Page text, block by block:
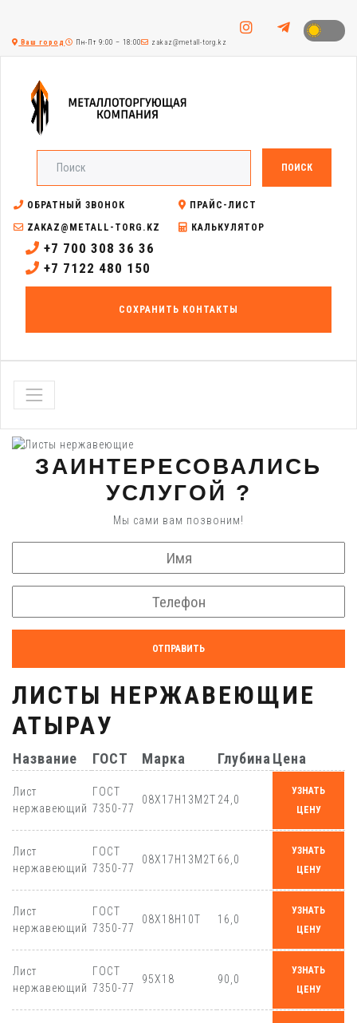
Ваш город Пн-Пт 9:00 – 18:00 zakaz@metall-torg.kz
ПОИСК
ОБРАТНЫЙ ЗВОНОК
ПРАЙС-ЛИСТ
ZAKAZ@METALL-TORG.KZ
КАЛЬКУЛЯТОР
+7 700 308 36 36
+7 7122 480 150
СОХРАНИТЬ КОНТАКТЫ
ЗАИНТЕРЕСОВАЛИСЬ
УСЛУГОЙ ?
Мы сами вам позвоним!
ОТПРАВИТЬ
ЛИСТЫ НЕРЖАВЕЮЩИЕ
АТЫРАУ
Название ГОСТ Марка Глубина Цена
Лист
нержавеющий
ГОСТ
7350-77
08Х17Н13М2Т 24,0
УЗНАТЬ
ЦЕНУ
Лист
нержавеющий
ГОСТ
7350-77
08Х17Н13М2Т 66,0
УЗНАТЬ
ЦЕНУ
Лист
нержавеющий
ГОСТ
7350-77
08Х18Н10Т 16,0
УЗНАТЬ
ЦЕНУ
Лист
нержавеющий
ГОСТ
7350-77
95Х18 90,0
УЗНАТЬ
ЦЕНУ